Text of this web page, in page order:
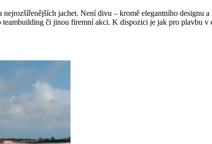
jachet. Není divu – kromě elegantního designu
či jinou firemní akci. K dispozici je jak pro plavbu